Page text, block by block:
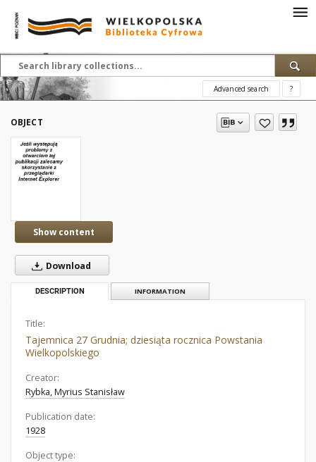
Advanced search ?
OBJECT
Show content
Download
DESCRIPTION INFORMATION
Title:
Tajemnica 27 Grudnia; dziesiąta rocznica Powstania
Wielkopolskiego
Creator:
Rybka, Myrius Stanisław
Publication date:
1928
Object type: